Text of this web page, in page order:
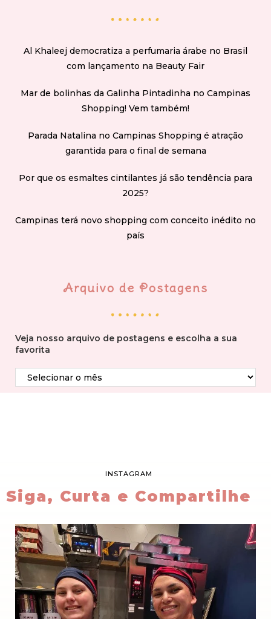
Al Khaleej democratiza a perfumaria árabe no Brasil
com lançamento na Beauty Fair
Mar de bolinhas da Galinha Pintadinha no Campinas
Shopping! Vem também!
Parada Natalina no Campinas Shopping é atração
garantida para o final de semana
Por que os esmaltes cintilantes já são tendência para
2025?
Campinas terá novo shopping com conceito inédito no
país
Arquivo de Postagens
Veja nosso arquivo de postagens e escolha a sua
favorita
INSTAGRAM
Siga, Curta e Compartilhe